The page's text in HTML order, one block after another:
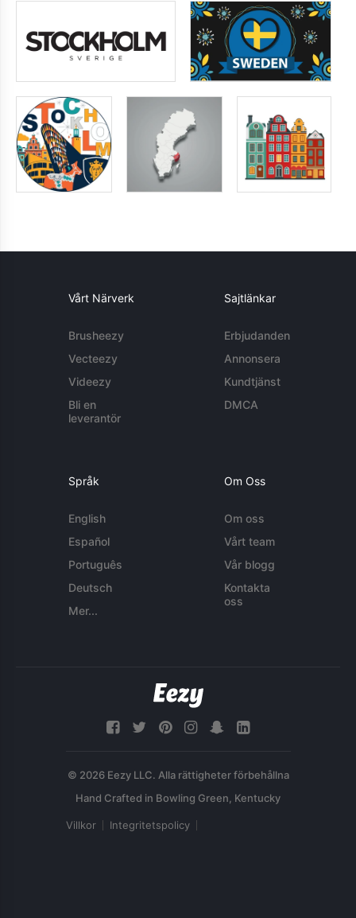
Vårt Närverk
Brusheezy
Vecteezy
Videezy
Bli en
leverantör
Sajtlänkar
Erbjudanden
Annonsera
Kundtjänst
DMCA
Språk
English
Español
Português
Deutsch
Mer...
Om Oss
Om oss
Vårt team
Vår blogg
Kontakta
oss
© 2026 Eezy LLC. Alla rättigheter förbehållna
Villkor Integritetspolicy